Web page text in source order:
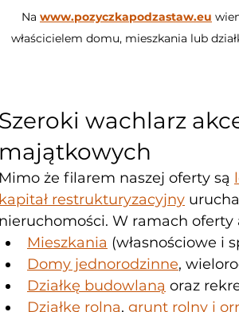
Na www.pozyczkapodzastaw.eu
właścicielem domu, mieszkania lub
Szeroki wachlarz
majątkowych
Mimo że filarem naszej oferty są
kapitał restrukturyzacyjny
nieruchomości. W ramach oferty
Mieszkania (własnościowe i
Domy jednorodzinne,
Działkę budowlaną oraz
Działkę rolną, grunt rolny i